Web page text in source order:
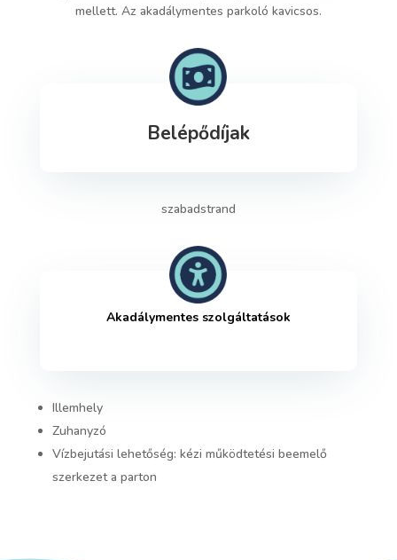
mellett. Az akadálymentes parkoló kavicsos.
Belépődíjak
szabadstrand
Akadálymentes szolgáltatások
Illemhely
Zuhanyzó
Vízbejutási lehetőség: kézi működtetési beemelő
szerkezet a parton